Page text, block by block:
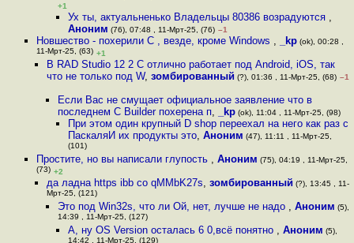
+1
Ух ты, актуальненько Владельцы 80386 возрадуются ,
Аноним (76), 07:48 , 11-Мрт-25, (76) –1
Новшество - похерили С , везде, кроме Windows , _kp(ok), 00:28 ,
11-Мрт-25, (63) +1
В RAD Studio 12 2 C отлично работает под Android, iOS, так
что не только под W,зомбированный (?), 01:36 , 11-Мрт-25, (68) –1
Если Вас не смущает официальное заявление что в
последнем C Builder похерена п, _kp(ok), 11:04 , 11-Мрт-25, (98)
При этом один крупный D shop переехал на него как раз с
ПаскаляИ их продукты это, Аноним (47), 11:11 , 11-Мрт-25,
(101)
Простите, но вы написали глупость , Аноним (75), 04:19 , 11-Мрт-25,
(73) +2
да ладна https ibb co qMMbK27s,зомбированный (?), 13:45 , 11-
Мрт-25, (121)
Это под Win32s, что ли Ой, нет, лучше не надо , Аноним (5),
14:39 , 11-Мрт-25, (127)
А, ну OS Version осталась 6 0,всё понятно , Аноним (5),